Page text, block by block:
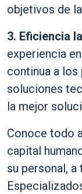
objetivos de
3. Eficiencia
experiencia
continua a
soluciones
la mejor
Conoce todo
capital
su personal,